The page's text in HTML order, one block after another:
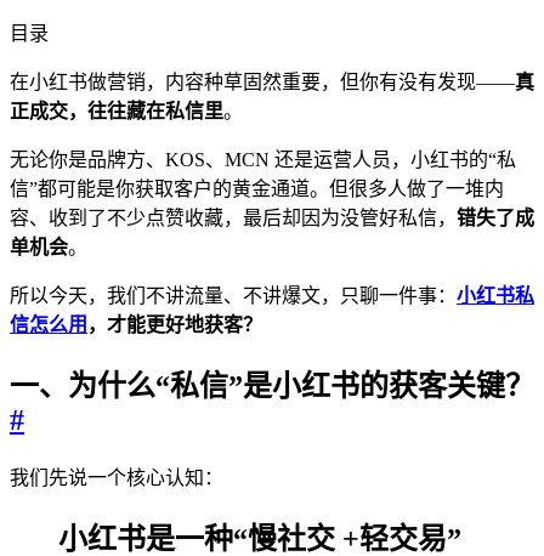
目录
在小红书做营销，内容种草固然重要，但你有没有发现——真
正成交，往往藏在私信里。
无论你是品牌方、KOS、MCN 还是运营人员，小红书的“私
信”都可能是你获取客户的黄金通道。但很多人做了一堆内
容、收到了不少点赞收藏，最后却因为没管好私信， 错失了成
单机会。
所以今天，我们不讲流量、不讲爆文，只聊一件事： 小红书私
信怎么用 ，才能更好地获客？
一、为什么“私信”是小红书的获客关键？
#
我们先说一个核心认知：
小红书是一种“慢社交 +轻交易”